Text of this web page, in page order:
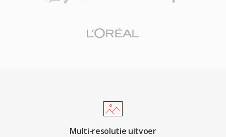
Multi-resolutie uitvoer